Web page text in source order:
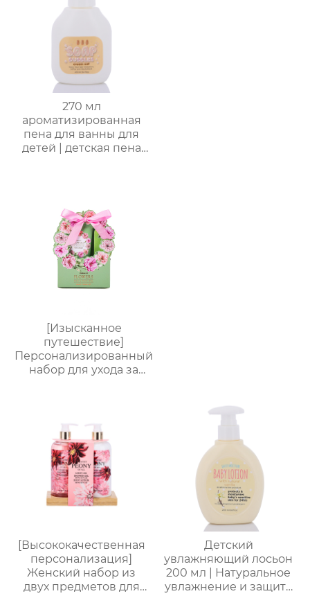
270 мл
ароматизированная
пена для ванны для
детей | детская пена
овсянка) | подходит
для младенцев и
маленьких детей с
чувствительной
кожей
[Изысканное
путешествие]
Персонализированный
набор для ухода за
пилочка для маникюра
| Мини-подарочная
коробка с
индивидуальным
логотипом
[Высококачественная
персонализация]
Женский набор из
двух предметов для
Детский
увлажняющий лосьон
200 мл | Натуральное
увлажнение и защита